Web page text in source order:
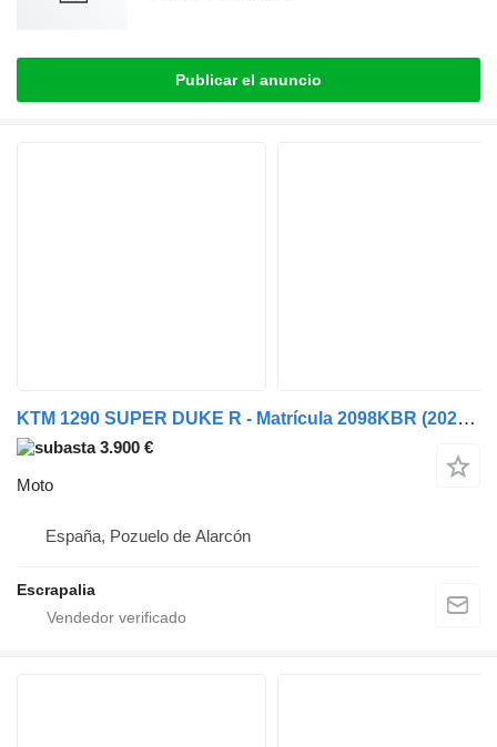
Publicar el anuncio
KTM 1290 SUPER DUKE R - Matrícula 2098KBR (2026-V-65195)
3.900 €
Moto
España, Pozuelo de Alarcón
Escrapalia